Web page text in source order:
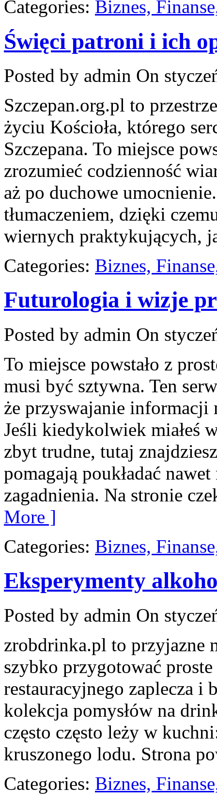
Categories: Biznes,
Święci patroni i ich
Posted by admin On
Szczepan.org.pl to
życiu Kościoła, którego
Szczepana. To miejsce
zrozumieć codzienność
aż po duchowe
tłumaczeniem, dzięki
wiernych praktykujących,
Categories: Biznes,
Futurologia i wizje
Posted by admin On
To miejsce powstało z
musi być sztywna. Ten
że przyswajanie informacji
Jeśli kiedykolwiek miałeś
zbyt trudne, tutaj
pomagają poukładać
zagadnienia. Na stronie
More ]
Categories: Biznes,
Eksperymenty
Posted by admin On
zrobdrinka.pl to przyjazne
szybko przygotować
restauracyjnego zaplecza i
kolekcja pomysłów na
często często leży w
kruszonego lodu. Strona
Categories: Biznes,